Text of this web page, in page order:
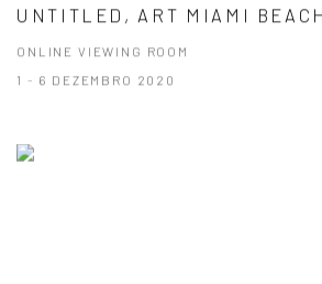
UNTITLED, ART MIAMI
ONLINE VIEWING ROOM
1 - 6 DEZEMBRO 2020